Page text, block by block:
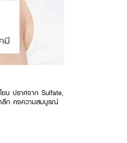
ยน ปราศจาก Sulfate,
ำลึก คงความสมบูรณ์